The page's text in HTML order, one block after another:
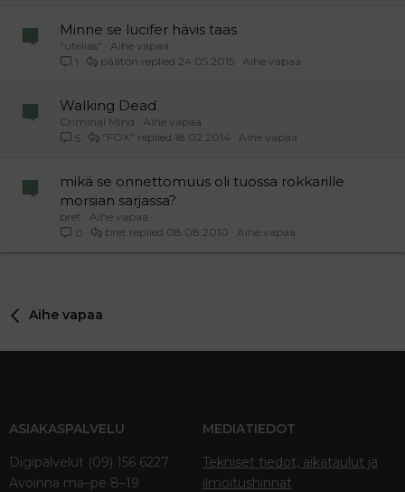
Minne se lucifer hävis taas
"utelias"
Aihe vapaa
1
Aihe vapaa
24.05.2015
päätön
Walking Dead
Criminal Mind
Aihe vapaa
5
Aihe vapaa
18.02.2014
"FOX"
mikä se onnettomuus oli tuossa rokkarille
morsian sarjassa?
bret
Aihe vapaa
0
Aihe vapaa
08.08.2010
bret
Aihe vapaa
ASIAKASPALVELU
Digipalvelut (09) 156 6227
Avoinna ma–pe 8–19
MEDIATIEDOT
Tekniset tiedot, aikataulut ja
ilmoitushinnat